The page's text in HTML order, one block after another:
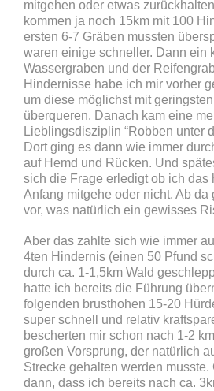
mitgehen oder etwas
kommen ja noch 15km mit 100
ersten 6-7 Gräben mussten
waren einige schneller. Dann ein
Wassergraben und der
Hindernisse habe ich mir vorher
um diese möglichst mit
überqueren. Danach kam eine
Lieblingsdisziplin “Robben unter
Dort ging es dann wie immer
auf Hemd und Rücken. Und
sich die Frage erledigt ob ich das
Anfang mitgehe oder nicht. Ab da
vor, was natürlich ein gewisses
Aber das zahlte sich wie immer
4ten Hindernis (einen 50 Pfund
durch ca. 1-1,5km Wald
hatte ich bereits die Führung
folgenden brusthohen 15-20
super schnell und relativ
bescherten mir schon nach 1-2
großen Vorsprung, der natürlich
Strecke gehalten werden musste.
dann, dass ich bereits nach ca.